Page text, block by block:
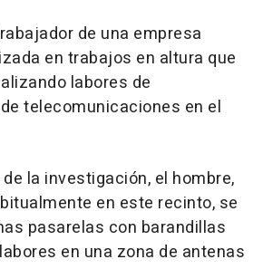
de una empresa
en trabajos en altura que
labores de
telecomunicaciones en el
la investigación, el hombre,
en este recinto, se
pasarelas con barandillas
en una zona de antenas